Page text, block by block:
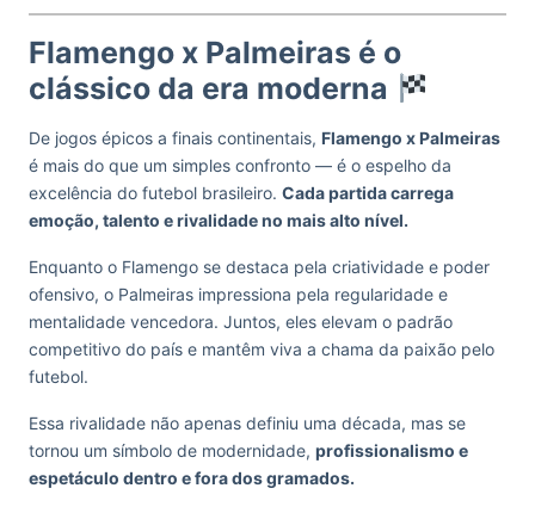
Flamengo x Palmeiras é o
clássico da era moderna
De jogos épicos a finais continentais, Flamengo x Palmeiras
é mais do que um simples confronto — é o espelho da
excelência do futebol brasileiro. Cada partida carrega
emoção, talento e rivalidade no mais alto nível.
Enquanto o Flamengo se destaca pela criatividade e poder
ofensivo, o Palmeiras impressiona pela regularidade e
mentalidade vencedora. Juntos, eles elevam o padrão
competitivo do país e mantêm viva a chama da paixão pelo
futebol.
Essa rivalidade não apenas definiu uma década, mas se
tornou um símbolo de modernidade, profissionalismo e
espetáculo dentro e fora dos gramados.